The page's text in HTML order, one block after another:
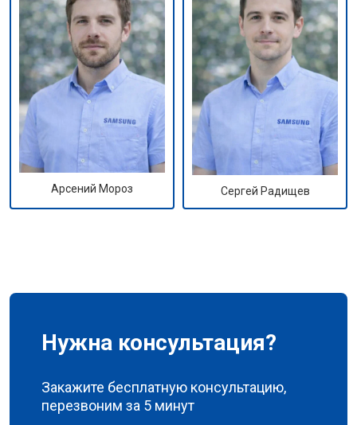
Арсений Мороз Сергей Радищев
Нужна консультация?
Закажите бесплатную консультацию,
перезвоним за 5 минут